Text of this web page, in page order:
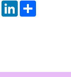
LinkedInShare